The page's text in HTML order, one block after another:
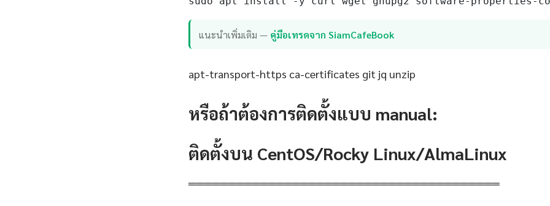
แนะนำเพิ่มเติม — คู่มือเทรดจาก SiamCafeBook
apt-transport-https ca-certificates git jq unzip
หรือถ้าต้องการติดตั้งแบบ manual:
ติดตั้งบน CentOS/Rocky Linux/AlmaLinux
═══════════════════════════════════════